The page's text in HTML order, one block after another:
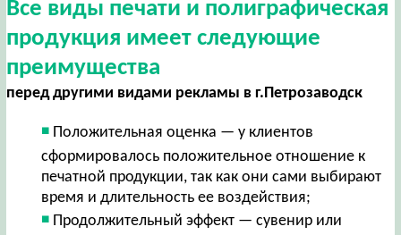
Все виды печати и полиграфическая
продукция имеет следующие
преимущества
перед другими видами рекламы в г.Петрозаводск
Положительная оценка — у клиентов
сформировалось положительное отношение к
печатной продукции, так как они сами выбирают
время и длительность ее воздействия;
Продолжительный эффект — сувенир или